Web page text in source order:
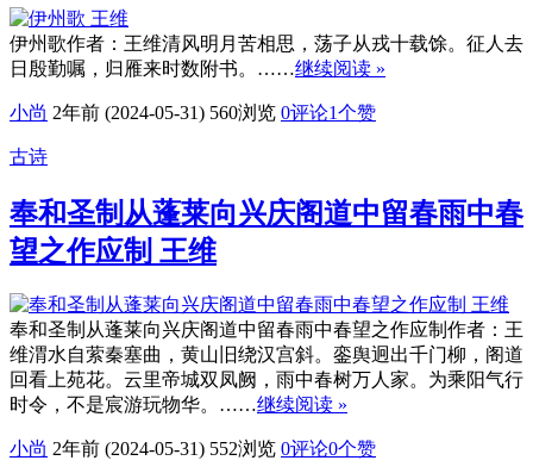
伊州歌作者：王维清风明月苦相思，荡子从戎十载馀。征人去
日殷勤嘱，归雁来时数附书。……继续阅读 »
小尚 2年前 (2024-05-31) 560浏览 0评论1个赞
古诗
奉和圣制从蓬莱向兴庆阁道中留春雨中春
望之作应制 王维
奉和圣制从蓬莱向兴庆阁道中留春雨中春望之作应制作者：王
维渭水自萦秦塞曲，黄山旧绕汉宫斜。銮舆迥出千门柳，阁道
回看上苑花。云里帝城双凤阙，雨中春树万人家。为乘阳气行
时令，不是宸游玩物华。……继续阅读 »
小尚 2年前 (2024-05-31) 552浏览 0评论0个赞